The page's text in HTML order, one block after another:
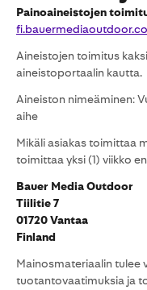
Painoaineistojen
Aineistojen toimitus
aineistoportaalin kautta.
Aineiston nimeäminen:
aihe
Mikäli asiakas toimittaa
toimittaa yksi (1) viikko
Bauer Media Outdoor
Tiilitie 7
01720 Vantaa
Finland
Mainosmateriaalin tulee
tuotantovaatimuksia ja